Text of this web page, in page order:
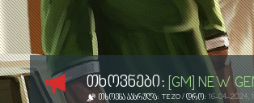
ᲗᲮᲝᲕᲜᲔᲑᲘ: [GM] NEW
ᲗᲮᲝᲕᲜᲐ ᲐᲐᲡᲠᲣᲚᲐ: TEZO/ ᲓᲠᲝ: 16-04-2024,